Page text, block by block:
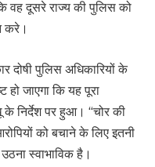
वह दूसरे राज्य की पुलिस को
करे।
दोषी पुलिस अधिकारियों के
हो जाएगा कि यह पूरा
निर्देश पर हुआ। “चोर की
को बचाने के लिए इतनी
स्वाभाविक है।